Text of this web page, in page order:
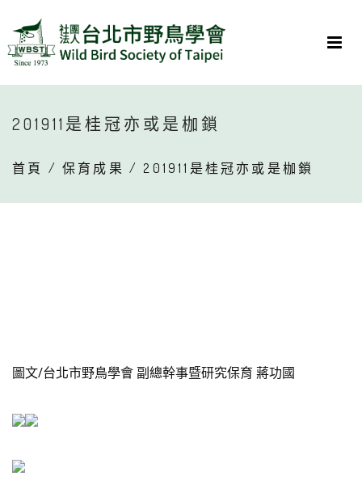
201911是桂冠亦或是枷鎖
首頁 /保育成果 / 201911是桂冠亦或是枷鎖
圖文/台北市野鳥學會 副總幹事暨研究保育 蔣功國